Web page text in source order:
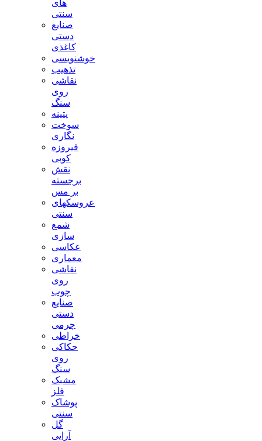
های
سنتی
صنایع
دستی
کاغذی
خوشنویسی
تذهیب
نقاشی
روی
سنگ
پتینه
سوخت
نگاری
فیروزه
کوبی
نقش
برجسته
بر مس
عروسکهای
سنتی
شمع
سازی
عکاسی
معماری
نقاشی
روی
چوب
صنایع
دستی
چرمی
خراطی
حکاکی
روی
سنگ
مشبک
فلز
پوشاک
سنتی
گل
آرایی